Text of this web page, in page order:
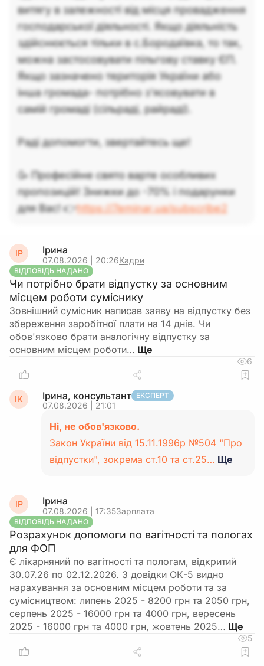
витягу в залежності від місця провадження
господарської діяльності. Якщо діяльність
здійснюється тільки в с.Бородаївка, то так,
можна застосовувати пільгову ставку ЄП.
Якщо зазначено територія України або
інша громада- потрібно з'ясовувати в
самій громаді (сільраді, райраді).
Раді допомогти, звертайтесь ще!
🥳 Професійне свято варте особливих
пропозицій! Знижки до -70% і подарунки
для Вас! 👉https://7eminar.ua/subscribe2
ІР Ірина
07.08.2026 | 20:26Кадри
ВІДПОВІДЬ НАДАНО
Чи потрібно брати відпустку за основним
місцем роботи суміснику
Зовнішний сумісник написав заяву на відпустку без
збереження заробітної плати на 14 днів. Чи
обов'язково брати аналогічну відпустку за
основним місцем роботи…
6
ІК Ірина, консультант ЕКСПЕРТ
07.08.2026 | 21:01
Ні, не обов'язково.
Закон України від 15.11.1996р №504 "Про
відпустки", зокрема ст.10 та ст.25… Ще
ІР Ірина
07.08.2026 | 17:35Зарплата
ВІДПОВІДЬ НАДАНО
Розрахунок допомоги по вагітності та пологах
для ФОП
Є лікарняний по вагітності та пологам, відкритий
30.07.26 по 02.12.2026. З довідки ОК-5 видно
нарахування за основним місцем роботи та за
сумісництвом: липень 2025 - 8200 грн та 2050 грн,
серпень 2025 - 16000 грн та 4000 грн, вересень
2025 - 16000 грн та 4000 грн, жовтень 2025…
5